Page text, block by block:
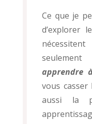
Ce que je
d’explorer
apprendre
vous casser
aussi la